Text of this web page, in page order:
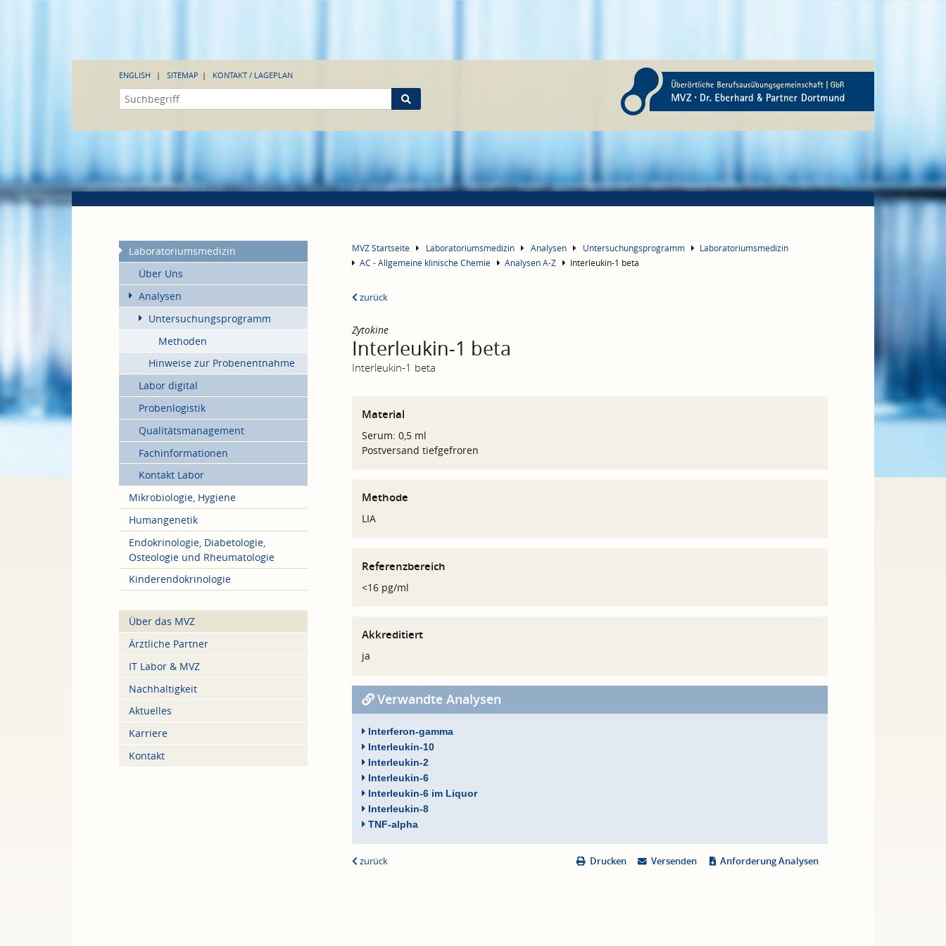
ENGLISH SITEMAP KONTAKT / LAGEPLAN
Laboratoriumsmedizin
Über Uns
Analysen
Untersuchungsprogramm
Methoden
Hinweise zur Probenentnahme
Labor digital
Probenlogistik
Qualitätsmanagement
Fachinformationen
Kontakt Labor
Mikrobiologie, Hygiene
Humangenetik
Endokrinologie, Diabetologie,
Osteologie und Rheumatologie
Kinderendokrinologie
Über das MVZ
Ärztliche Partner
IT Labor & MVZ
Nachhaltigkeit
Aktuelles
Karriere
Kontakt
MVZ Startseite Laboratoriumsmedizin Analysen Untersuchungsprogramm
Laboratoriumsmedizin
AC - Allgemeine klinische Chemie
Analysen A-Z Interleukin-1 beta
zurück
Zytokine
Interleukin-1 beta
Interleukin-1 beta
Material
Serum: 0,5 ml
Postversand tiefgefroren
Methode
LIA
Referenzbereich
<16 pg/ml
Akkreditiert
ja
Verwandte Analysen
Interferon-gamma
Interleukin-10
Interleukin-2
Interleukin-6
Interleukin-6 im Liquor
Interleukin-8
TNF-alpha
Drucken Versenden Anforderung Analysen
zurück